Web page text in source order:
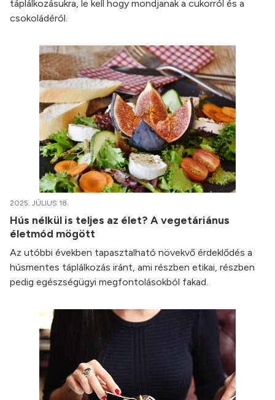
táplálkozásukra, le kell hogy mondjanak a cukorról és a
csokoládéról.
2025. JÚLIUS 18.
Hús nélkül is teljes az élet? A vegetáriánus
életmód mögött
Az utóbbi években tapasztalható növekvő érdeklődés a
húsmentes táplálkozás iránt, ami részben etikai, részben
pedig egészségügyi megfontolásokból fakad.